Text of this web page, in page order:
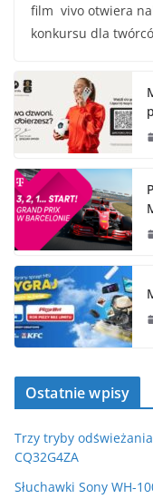
film vivo otwiera
konkursu dla
Ostatnie wpisy
Trzy tryby
CQ32G4ZA
Słuchawki Sony WH-